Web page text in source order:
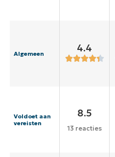
Algemeen 4.4
Voldoet aan
vereisten
8.5
13 reacties